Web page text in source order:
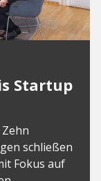
Startup
schließen
Fokus auf